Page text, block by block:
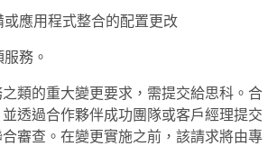
或應用程式整合的配置更改
務。
類的重大變更要求，需提交給思科。合
透過合作夥伴成功團隊或客戶經理提交
審查。在變更實施之前，該請求將由專